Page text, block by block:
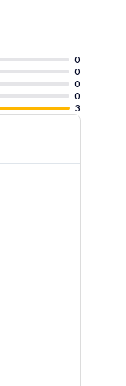
0
0
0
0
3